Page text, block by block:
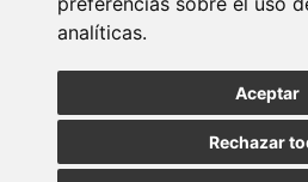
analíticas.
Aceptar
Rechazar